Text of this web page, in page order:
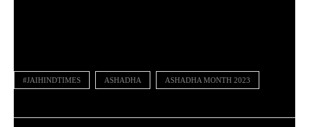
#JAIHINDTIMES ASHADHA ASHADHA MONTH 2023